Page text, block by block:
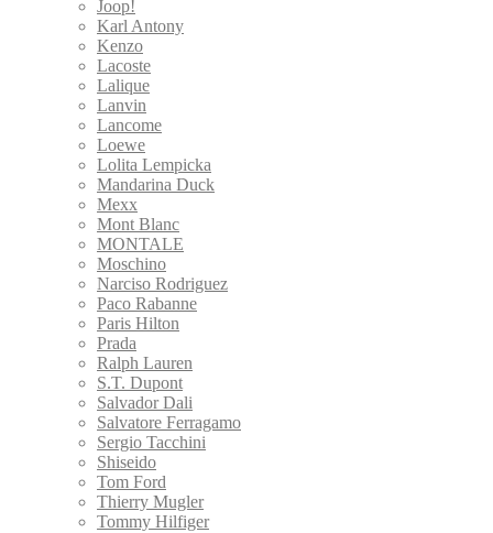
Joop!
Karl Antony
Kenzo
Lacoste
Lalique
Lanvin
Lancome
Loewe
Lolita Lempicka
Mandarina Duck
Mexx
Mont Blanc
MONTALE
Moschino
Narciso Rodriguez
Paco Rabanne
Paris Hilton
Prada
Ralph Lauren
S.T. Dupont
Salvador Dali
Salvatore Ferragamo
Sergio Tacchini
Shiseido
Tom Ford
Thierry Mugler
Tommy Hilfiger